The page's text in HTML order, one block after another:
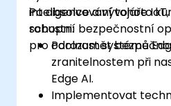
inteligence a vývojáře
robustní bezpečnostní
pro odolnost systémů
Po absolvování tohoto
schopni:
Porozumět
zranitelnostem při
Edge AI.
Implementovat